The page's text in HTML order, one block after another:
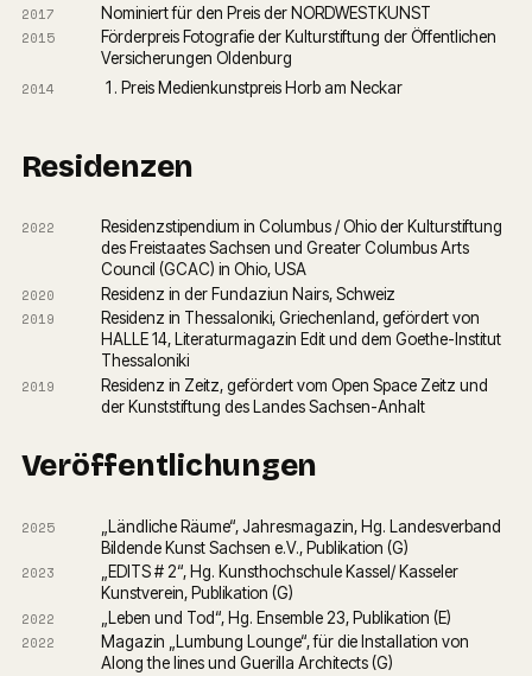
2017
Nominiert für den Preis der NORDWESTKUNST
2015
Förderpreis Fotografie der Kulturstiftung der Öffentlichen
Versicherungen Oldenburg
2014
Preis Medienkunstpreis Horb am Neckar
Residenzen
2022
Residenzstipendium in Columbus / Ohio der Kulturstiftung
des Freistaates Sachsen und Greater Columbus Arts
Council (GCAC) in Ohio, USA
2020
Residenz in der Fundaziun Nairs, Schweiz
2019
Residenz in Thessaloniki, Griechenland, gefördert von
HALLE 14, Literaturmagazin Edit und dem Goethe-Institut
Thessaloniki
2019
Residenz in Zeitz, gefördert vom Open Space Zeitz und
der Kunststiftung des Landes Sachsen-Anhalt
Veröffentlichungen
2025
„Ländliche Räume“, Jahresmagazin, Hg. Landesverband
Bildende Kunst Sachsen e.V., Publikation (G)
2023
„EDITS # 2“, Hg. Kunsthochschule Kassel/ Kasseler
Kunstverein, Publikation (G)
2022
„Leben und Tod“, Hg. Ensemble 23, Publikation (E)
2022
Magazin „Lumbung Lounge“, für die Installation von
Along the lines und Guerilla Architects (G)